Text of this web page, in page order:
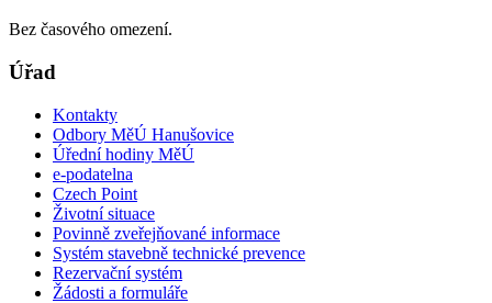
Bez časového omezení.
Úřad
Kontakty
Odbory MěÚ Hanušovice
Úřední hodiny MěÚ
e-podatelna
Czech Point
Životní situace
Povinně zveřejňované informace
Systém stavebně technické prevence
Rezervační systém
Žádosti a formuláře